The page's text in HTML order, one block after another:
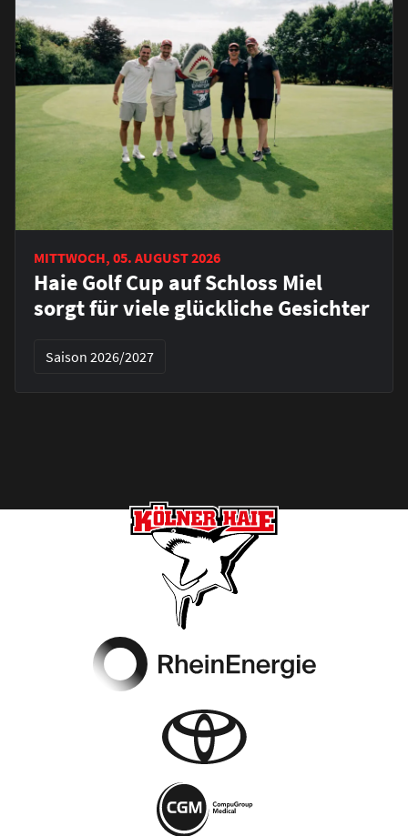
MITTWOCH, 05. AUGUST 2026
Haie Golf Cup auf Schloss Miel
sorgt für viele glückliche Gesichter
Saison 2026/2027